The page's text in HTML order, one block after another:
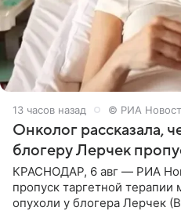
13 часов назад © РИА
Онколог рассказала,
блогеру Лерчек
КРАСНОДАР, 6 авг — РИА
пропуск таргетной
опухоли у блогера Лерчек